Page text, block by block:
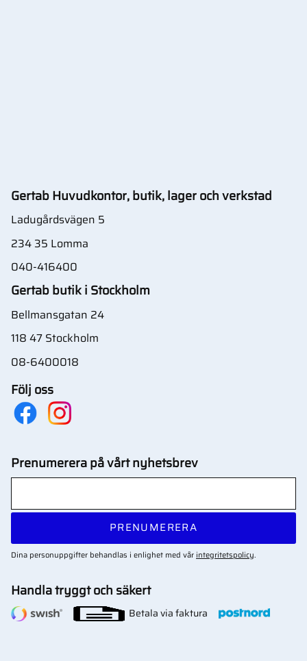
Gertab Huvudkontor, butik, lager och verkstad
Ladugårdsvägen 5
234 35 Lomma
040-416400
Gertab butik i Stockholm
Bellmansgatan 24
118 47 Stockholm
08-6400018
Följ oss
Prenumerera på vårt nyhetsbrev
PRENUMERERA
Dina personuppgifter behandlas i enlighet med vår integritetspolicy.
Handla tryggt och säkert
Betala via faktura